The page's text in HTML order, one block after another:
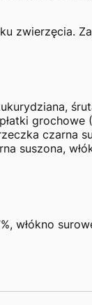
zwierzęcia.
grochowe
czarna
suszona,
włókno